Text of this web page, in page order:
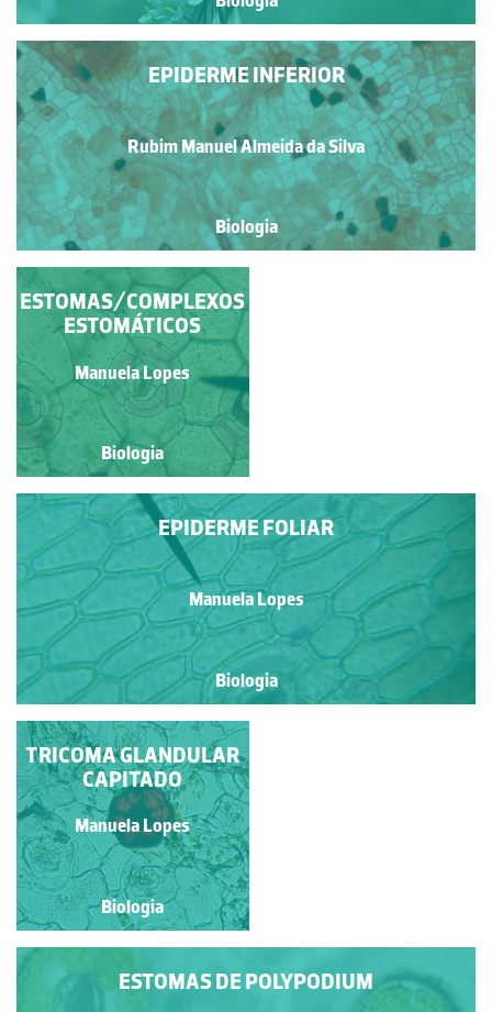
EPIDERME INFERIOR
Rubim Manuel Almeida da Silva
Biologia
EPIDERME FOLIAR
MÚLTIPLA
Jose Pissarra
Biologia
EPIDERME FOLIAR
Manuela Lopes
Biologia
ESTOMAS/COMPLEXOS
ESTOMÁTICOS
Manuela Lopes
Biologia
TRICOMAS EM
EPIDERME FOLIAR
Manuela Lopes
Biologia
ESTOMAS DE POLYPODIUM
TRICOMA GLANDULAR
CAPITADO
Manuela Lopes
Biologia